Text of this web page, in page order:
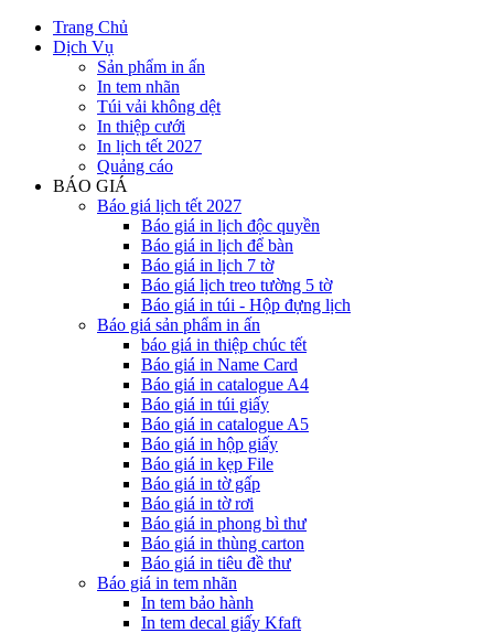
Trang Chủ
Dịch Vụ
Sản phẩm in ấn
In tem nhãn
Túi vải không dệt
In thiệp cưới
In lịch tết 2027
Quảng cáo
BÁO GIÁ
Báo giá lịch tết 2027
Báo giá in lịch độc quyền
Báo giá in lịch để bàn
Báo giá in lịch 7 tờ
Báo giá lịch treo tường 5 tờ
Báo giá in túi - Hộp đựng lịch
Báo giá sản phẩm in ấn
báo giá in thiệp chúc tết
Báo giá in Name Card
Báo giá in catalogue A4
Báo giá in túi giấy
Báo giá in catalogue A5
Báo giá in hộp giấy
Báo giá in kẹp File
Báo giá in tờ gấp
Báo giá in tờ rơi
Báo giá in phong bì thư
Báo giá in thùng carton
Báo giá in tiêu đề thư
Báo giá in tem nhãn
In tem bảo hành
In tem decal giấy Kfaft